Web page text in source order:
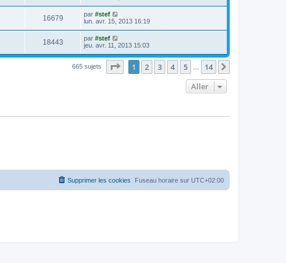
16679 par #stef
lun. avr. 15, 2013 16:19
18443 par #stef
jeu. avr. 11, 2013 15:03
665 sujets Page sur14
1 2 3 4 5 14
Aller
Fuseau horaire sur UTC+02:00
Supprimer les cookies